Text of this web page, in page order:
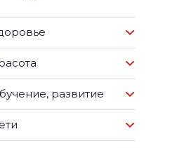
развитие